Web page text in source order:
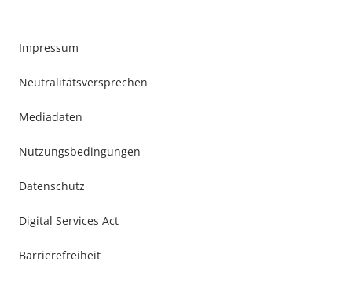
Impressum
Neutralitätsversprechen
Mediadaten
Nutzungsbedingungen
Datenschutz
Digital Services Act
Barrierefreiheit